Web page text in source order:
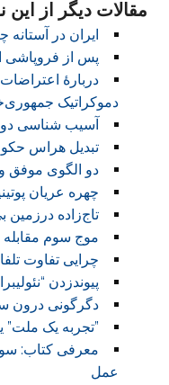
مقالات دیگر از این
ایران در
پس از فروپاشی
دربارهٔ
دموکراتیک
آسیب شناسی
تبدیل هراس
دو الگوی موفق و
چهره عریان
تاج‌زاده
موج سوم مقابله
چرایی تفاوت
پیوندزدن
دگرگونی درون
‏”تجربه یک
معرفی کتاب:
عمل